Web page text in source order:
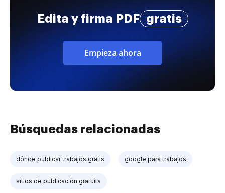
Edita y firma PDF gratis
Empieza ahora
Búsquedas relacionadas
dónde publicar trabajos gratis google para trabajos
sitios de publicación gratuita